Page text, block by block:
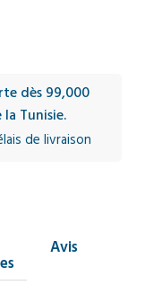
dès 99,000
Tunisie.
de livraison
Avis